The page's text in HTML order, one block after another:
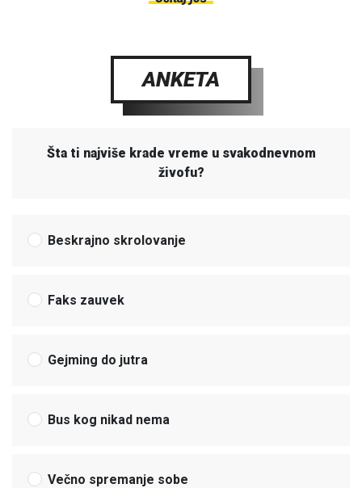
ANKETA
Šta ti najviše krade vreme u svakodnevnom
živofu?
Beskrajno skrolovanje
Faks zauvek
Gejming do jutra
Bus kog nikad nema
Večno spremanje sobe